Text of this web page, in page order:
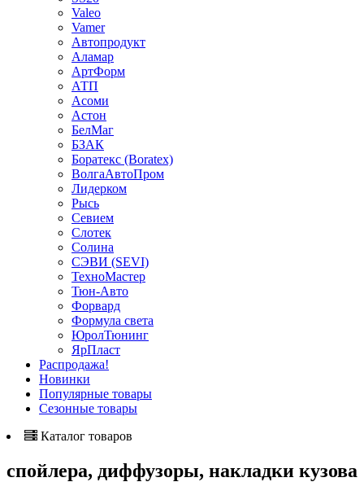
Valeo
Vamer
Автопродукт
Аламар
АртФорм
АТП
Асоми
Астон
БелМаг
БЗАК
Боратекс (Boratex)
ВолгаАвтоПром
Лидерком
Рысь
Севием
Слотек
Солина
СЭВИ (SEVI)
ТехноМастер
Тюн-Авто
Форвард
Формула света
ЮролТюнинг
ЯрПласт
Распродажа!
Новинки
Популярные товары
Сезонные товары
Каталог товаров
спойлера, диффузоры, накладки кузова